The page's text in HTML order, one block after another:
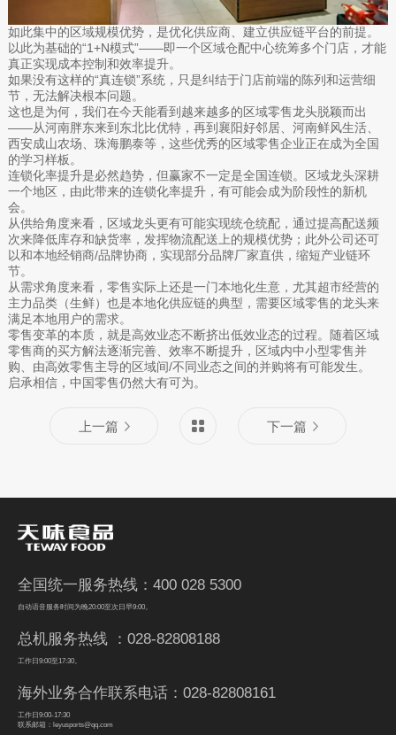
如此集中的区域规模优势，是优化供应商、建立供应链平台的前提。
以此为基础的“1+N模式”——即一个区域仓配中心统筹多个门店，才能
真正实现成本控制和效率提升。
如果没有这样的“真连锁”系统，只是纠结于门店前端的陈列和运营细
节，无法解决根本问题。
这也是为何，我们在今天能看到越来越多的区域零售龙头脱颖而出
——从河南胖东来到东北比优特，再到襄阳好邻居、河南鲜风生活、
西安成山农场、珠海鹏泰等，这些优秀的区域零售企业正在成为全国
的学习样板。
连锁化率提升是必然趋势，但赢家不一定是全国连锁。区域龙头深耕
一个地区，由此带来的连锁化率提升，有可能会成为阶段性的新机
会。
从供给角度来看，区域龙头更有可能实现统仓统配，通过提高配送频
次来降低库存和缺货率，发挥物流配送上的规模优势；此外公司还可
以和本地经销商/品牌协商，实现部分品牌厂家直供，缩短产业链环
节。
从需求角度来看，零售实际上还是一门本地化生意，尤其超市经营的
主力品类（生鲜）也是本地化供应链的典型，需要区域零售的龙头来
满足本地用户的需求。
零售变革的本质，就是高效业态不断挤出低效业态的过程。随着区域
零售商的买方解法逐渐完善、效率不断提升，区域内中小型零售并
购、由高效零售主导的区域间/不同业态之间的并购将有可能发生。
启承相信，中国零售仍然大有可为。
上一篇 下一篇
全国统一服务热线：400 028 5300
自动语音服务时间为晚20:00至次日早9:00。
总机服务热线 ：028-82808188
工作日9:00至17:30。
海外业务合作联系电话：028-82808161
工作日9:00-17:30
联系邮箱：leyusports@qq.com